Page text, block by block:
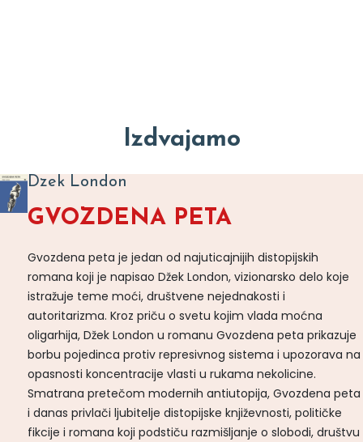
Izdvajamo
Dzek London
GVOZDENA PETA
Gvozdena peta je jedan od najuticajnijih distopijskih
romana koji je napisao Džek London, vizionarsko delo koje
istražuje teme moći, društvene nejednakosti i
autoritarizma. Kroz priču o svetu kojim vlada moćna
oligarhija, Džek London u romanu Gvozdena peta prikazuje
borbu pojedinca protiv represivnog sistema i upozorava na
opasnosti koncentracije vlasti u rukama nekolicine.
Smatrana pretečom modernih antiutopija, Gvozdena peta
i danas privlači ljubitelje distopijske književnosti, političke
fikcije i romana koji podstiču razmišljanje o slobodi, društvu